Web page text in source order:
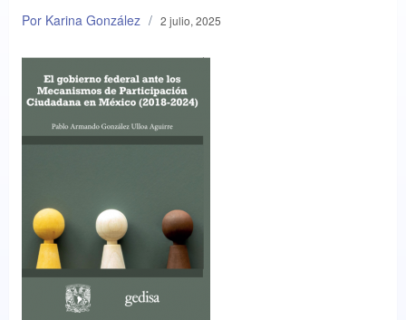
Por Karina González / 2 julio, 2025